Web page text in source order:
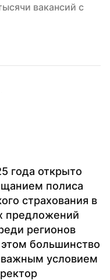
вакансий с
года открыто
полиса
страхования в
предложений
регионов
большинство
условием